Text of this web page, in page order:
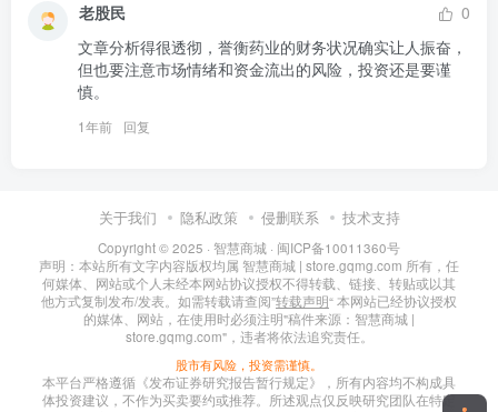
老股民
0
文章分析得很透彻，誉衡药业的财务状况确实让人振奋，
但也要注意市场情绪和资金流出的风险，投资还是要谨
慎。
1年前 回复
关于我们 隐私政策 侵删联系 技术支持
Copyright © 2025 · 智慧商城 · 闽ICP备10011360号
声明：本站所有文字内容版权均属 智慧商城 | store.gqmg.com 所有，任
何媒体、网站或个人未经本网站协议授权不得转载、链接、转贴或以其
他方式复制发布/发表。如需转载请查阅”转载声明“ 本网站已经协议授权
的媒体、网站，在使用时必须注明"稿件来源：智慧商城 |
store.gqmg.com"，违者将依法追究责任。
股市有风险，投资需谨慎。
本平台严格遵循《发布证券研究报告暂行规定》，所有内容均不构成具
体投资建议，不作为买卖要约或推荐。所述观点仅反映研究团队在特定